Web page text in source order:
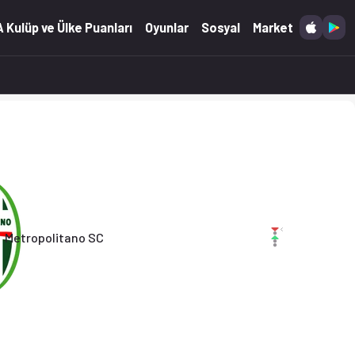
(25.04.2026)
Kulüp ve Ülke Puanları Oyunlar Sosyal Market
Metropolitano SC